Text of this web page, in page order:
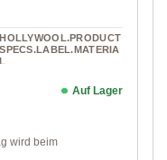
HOLLYWOOL.PRODUCT
SPECS.LABEL.MATERIA
L
wird beim
Auf Lager